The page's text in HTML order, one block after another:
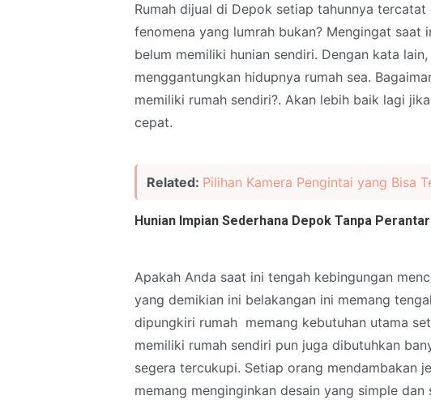
Rumah dijual di Depok setiap tahunnya
fenomena yang lumrah bukan? Mengingat saat
belum memiliki hunian sendiri. Dengan kata
menggantungkan hidupnya rumah sea.
memiliki rumah sendiri?. Akan lebih baik lagi
cepat.
Related: Pilihan Kamera Pengintai yang Bisa
Hunian Impian Sederhana Depok Tanpa
Apakah Anda saat ini tengah kebingungan
yang demikian ini belakangan ini memang
dipungkiri rumah memang kebutuhan utama
memiliki rumah sendiri pun juga dibutuhkan
segera tercukupi. Setiap orang mendambakan
memang menginginkan desain yang simple